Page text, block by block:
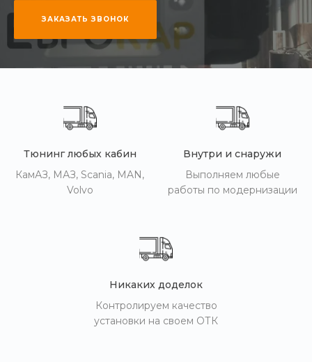
ЗАКАЗАТЬ ЗВОНОК
Тюнинг любых кабин
КамАЗ, МАЗ, Scania, MAN,
Volvo
Внутри и снаружи
Выполняем любые
работы по модернизации
Никаких доделок
Контролируем качество
установки на своем ОТК